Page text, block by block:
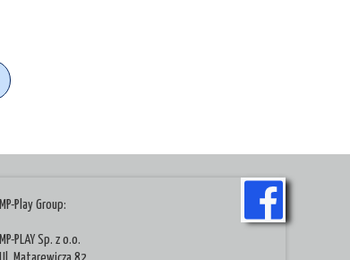
MP-Play Group:
MP-PLAY Sp. z o.o.